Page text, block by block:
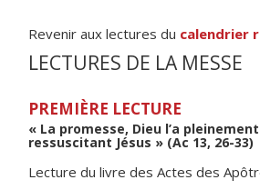
Revenir aux lectures du calendrier
LECTURES DE LA MESSE
PREMIÈRE LECTURE
« La promesse, Dieu l’a
ressuscitant Jésus » (Ac 13, 26-33)
Lecture du livre des Actes des